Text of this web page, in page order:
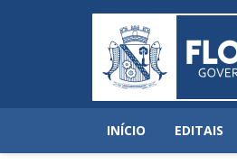
INÍCIO EDITAIS